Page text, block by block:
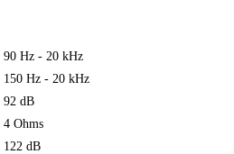
90 Hz - 20 kHz
150 Hz - 20 kHz
92 dB
4 Ohms
122 dB